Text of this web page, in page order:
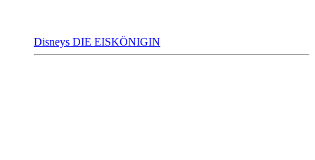
Disneys DIE EISKÖNIGIN